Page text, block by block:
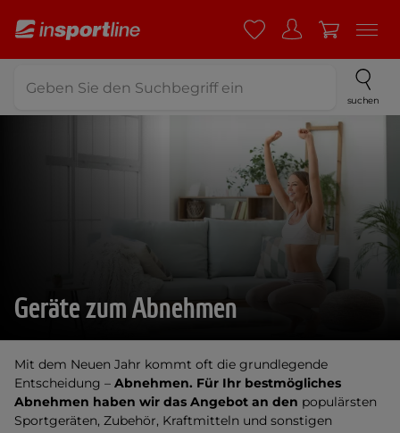
suchen
Geräte zum Abnehmen
Mit dem Neuen Jahr kommt oft die grundlegende
Entscheidung – Abnehmen. Für Ihr bestmögliches
Abnehmen haben wir das Angebot an den populärsten
Sportgeräten, Zubehör, Kraftmitteln und sonstigen